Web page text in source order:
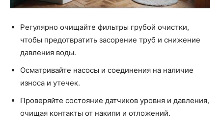
Регулярно очищайте фильтры грубой очистки,
чтобы предотвратить засорение труб и снижение
давления воды.
Осматривайте насосы и соединения на наличие
износа и утечек.
Проверяйте состояние датчиков уровня и давления,
очищая контакты от накипи и отложений.